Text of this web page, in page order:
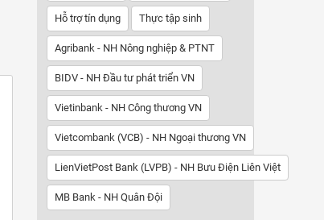
Hỗ trợ tín dụng Thực tập sinh
Agribank - NH Nông nghiệp & PTNT
BIDV - NH Đầu tư phát triển VN
Vietinbank - NH Công thương VN
Vietcombank (VCB) - NH Ngoại thương VN
LienVietPost Bank (LVPB) - NH Bưu Điện Liên Việt
MB Bank - NH Quân Đội